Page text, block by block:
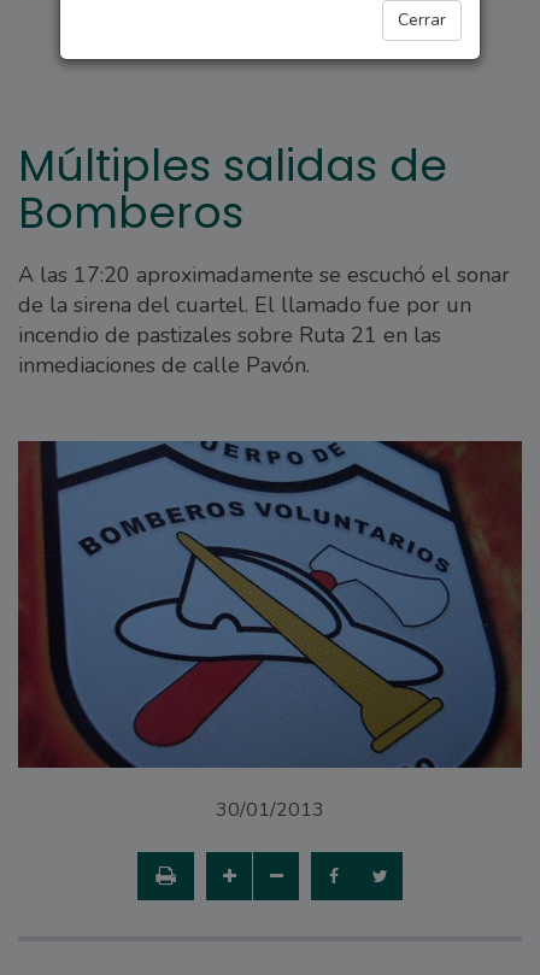
Cerrar
Múltiples salidas de
Bomberos
A las 17:20 aproximadamente se escuchó el sonar
de la sirena del cuartel. El llamado fue por un
incendio de pastizales sobre Ruta 21 en las
inmediaciones de calle Pavón.
30/01/2013